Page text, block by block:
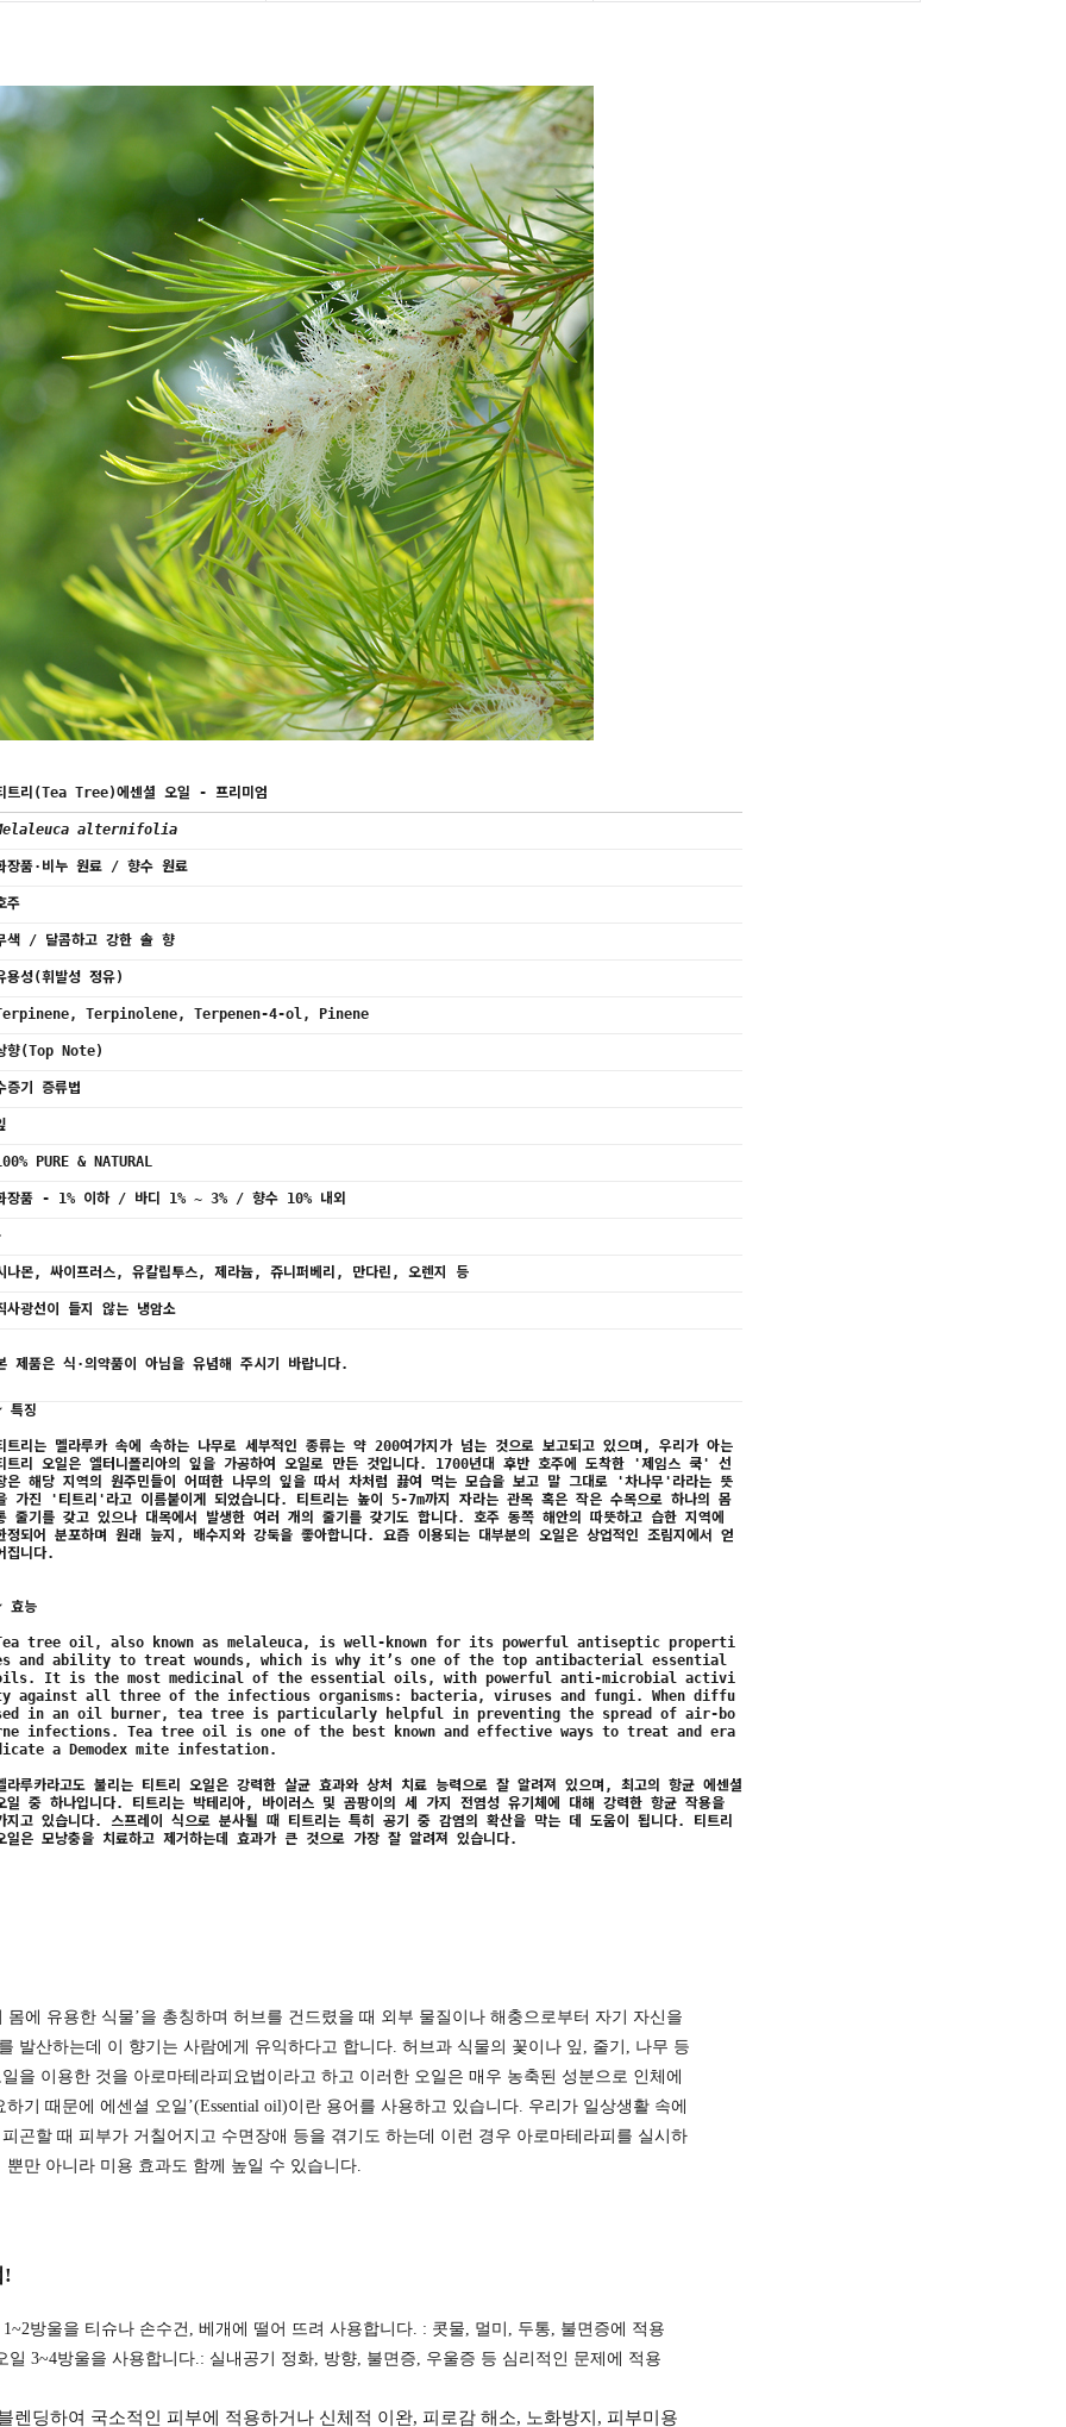
트리(Tea Tree)에센셜 오일 - 프리미엄
alternifolia
장품·비누 원료 / 향수 원료
주
색 / 달콤하고 강한 솔 향
용성(휘발성 정유)
Terpinolene, Terpenen-4-ol, Pinene
향(Top Note)
증기 증류법
PURE & NATURAL
장품 - 1% 이하 / 바디 1% ~ 3% / 향수 10% 내외
나몬, 싸이프러스, 유칼립투스, 제라늄, 쥬니퍼베리, 만다린, 오렌지 등
사광선이 들지 않는 냉암소
제품은 식·의약품이 아님을 유념해 주시기 바랍니다.
특징
트리는 멜라루카 속에 속하는 나무로 세부적인 종류는 약 200여가지가 넘는 것으로 보고되고 있으며, 우리가 아는
트리 오일은 엘터니폴리아의 잎을 가공하여 오일로 만든 것입니다. 1700년대 후반 호주에 도착한 '제임스 쿡' 선
은 해당 지역의 원주민들이 어떠한 나무의 잎을 따서 차처럼 끓여 먹는 모습을 보고 말 그대로 '차나무'라라는 뜻
가진 '티트리'라고 이름붙이게 되었습니다. 티트리는 높이 5-7m까지 자라는 관목 혹은 작은 수목으로 하나의 몸
줄기를 갖고 있으나 대목에서 발생한 여러 개의 줄기를 갖기도 합니다. 호주 동쪽 해안의 따뜻하고 습한 지역에
정되어 분포하며 원래 늪지, 배수지와 강둑을 좋아합니다. 요즘 이용되는 대부분의 오일은 상업적인 조림지에서 얻
집니다.
효능
tree oil, also known as melaleuca, is well-known for its powerful antiseptic properti
and ability to treat wounds, which is why it’s one of the top antibacterial essential
It is the most medicinal of the essential oils, with powerful anti-microbial activi
against all three of the infectious organisms: bacteria, viruses and fungi. When diffu
in an oil burner, tea tree is particularly helpful in preventing the spread of air-bo
infections. Tea tree oil is one of the best known and effective ways to treat and era
a Demodex mite infestation.
라루카라고도 불리는 티트리 오일은 강력한 살균 효과와 상처 치료 능력으로 잘 알려져 있으며, 최고의 항균 에센셜
일 중 하나입니다. 티트리는 박테리아, 바이러스 및 곰팡이의 세 가지 전염성 유기체에 대해 강력한 항균 작용을
지고 있습니다. 스프레이 식으로 분사될 때 티트리는 특히 공기 중 감염의 확산을 막는 데 도움이 됩니다. 티트리
일은 모낭충을 치료하고 제거하는데 효과가 큰 것으로 가장 잘 알려져 있습니다.
몸에 유용한 식물’을 총칭하며 허브를 건드렸을 때 외부 물질이나 해충으로부터 자기 자신을
발산하는데 이 향기는 사람에게 유익하다고 합니다. 허브과 식물의 꽃이나 잎, 줄기, 나무 등
을 이용한 것을 아로마테라피요법이라고 하고 이러한 오일은 매우 농축된 성분으로 인체에
기 때문에 에센셜 오일’(Essential oil)이란 용어를 사용하고 있습니다. 우리가 일상생활 속에
곤할 때 피부가 거칠어지고 수면장애 등을 겪기도 하는데 이런 경우 아로마테라피를 실시하
뿐만 아니라 미용 효과도 함께 높일 수 있습니다.
!
방울을 티슈나 손수건, 베개에 떨어 뜨려 사용합니다. : 콧물, 멀미, 두통, 불면증에 적용
일 3~4방울을 사용합니다.: 실내공기 정화, 방향, 불면증, 우울증 등 심리적인 문제에 적용
렌딩하여 국소적인 피부에 적용하거나 신체적 이완, 피로감 해소, 노화방지, 피부미용